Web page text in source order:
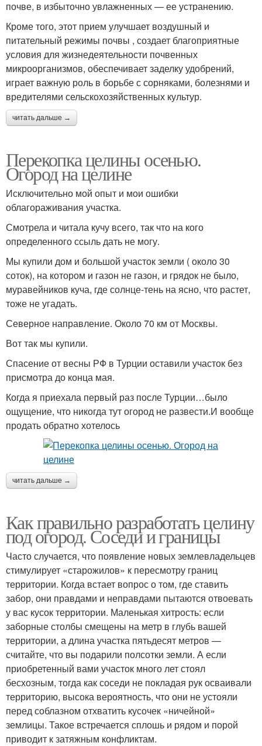
почве, в избыточно увлажненных — ее устранению.
Кроме того, этот прием улучшает воздушный и
питательный режимы почвы , создает благоприятные
условия для жизнедеятельности почвенных
микроорганизмов, обеспечивает заделку удобрений,
играет важную роль в борьбе с сорняками, болезнями и
вредителями сельскохозяйственных культур.
читать дальше →
Перекопка целины осенью.
Огород на целине
Исключительно мой опыт и мои ошибки
облагораживания участка.
Смотрела и читала кучу всего, так что на кого
определенного ссыль дать не могу.
Мы купили дом и большой участок земли ( около 30
соток), на котором и газон не газон, и грядок не было,
муравейников куча, где солнце-тень на ясно, что растет,
тоже не угадать.
Северное направление. Около 70 км от Москвы.
Вот так мы купили.
Спасение от весны РФ в Турции оставили участок без
присмотра до конца мая.
Когда я приехала первый раз после Турции…было
ощущение, что никогда тут огород не развести.И вообще
продать обратно хотелось
читать дальше →
Как правильно разработать целину
под огород. Соседи и границы
Часто случается, что появление новых землевладельцев
стимулирует «старожилов» к пересмотру границ
территории. Когда встает вопрос о том, где ставить
забор, они правдами и неправдами пытаются отвоевать
у вас кусок территории. Маленькая хитрость: если
заборные столбы смещены на метр в глубь вашей
территории, а длина участка пятьдесят метров —
считайте, что вы подарили полсотки земли. А если
приобретенный вами участок много лет стоял
бесхозным, тогда как соседи не покладая рук осваивали
территорию, высока вероятность, что они не устояли
перед соблазном отхватить кусочек «ничейной»
землицы. Такое встречается сплошь и рядом и порой
приводит к затяжным конфликтам.